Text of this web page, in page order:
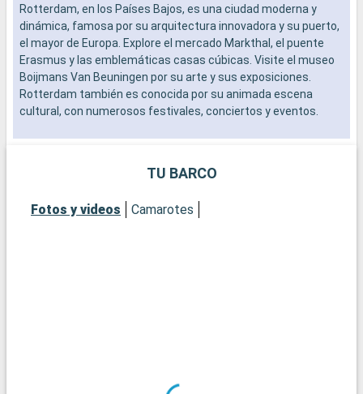
Rotterdam, en los Países Bajos, es una ciudad moderna y
dinámica, famosa por su arquitectura innovadora y su puerto,
el mayor de Europa. Explore el mercado Markthal, el puente
Erasmus y las emblemáticas casas cúbicas. Visite el museo
Boijmans Van Beuningen por su arte y sus exposiciones.
Rotterdam también es conocida por su animada escena
cultural, con numerosos festivales, conciertos y eventos.
TU BARCO
Fotos y videos Camarotes